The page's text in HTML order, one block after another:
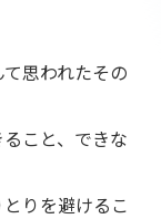
思われたその
こと、できな
りを避けるこ